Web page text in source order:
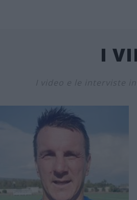
I
I video e le interviste